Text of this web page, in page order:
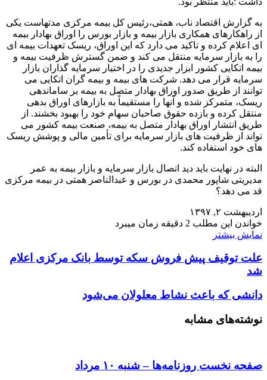
به گزارش اقتصاد ناب، همتی،رئیس کل بیمه مرکزی مدتهاست یکی
از راهکارهای همکاری بازار بیمه و بازار بورس را اوراق بهادار بیمه
ای اعلام کرده و تاکید می دارد که این اوراق، ریسک تعهدات بیمه ای
را به بازار سرمایه منتقل می کند و ضمن گسترش ظرفیت بیمه و
بیمه اتکایی کشور ابزار جدیدی را در اختیار سرمایه گذاران بازار
سرمایه قرار می دهد. شرکت های بیمه و بیمه گران اتکایی می
توانند از طریق صدور اوراق بهادار متصل به بیمه بر ساماندهی
ریسک، متمرکز شده و آنها را مستقیماً به بازارهای اوراق بدهی
منتقل کرده و بازده حقوق صاحبان سهام خود را بهبود بخشند. از
طریق انتشار اوراق بهادار متصل به بیمه، صنعت بیمه کشور می
تواند از ظرفیت های بازار سرمایه برای تأمین مالی و پوشش ریسک
های خود استفاده کند.
البته در نهایت باید دید اتصال بازار سرمایه و بازار بیمه به عمر
مدیریتی شاپور محمدی در بورس و عبدالناصر همتی در بیمه مرکزی
قد می دهد؟
اردیبهشت ۲, ۱۳۹۷
خواندن این مطلب 2 دقیقه زمان میبرد
نمایش بیشتر
علت توقیف پیش فروش سکه توسط بانک مرکزی اعلام
شد
دانشی که باعث نشاط معلولان می‌شود
نوشته‌های مشابه
صفحه نخست روزنامه‌ها – شنبه ۱۰ مرداد